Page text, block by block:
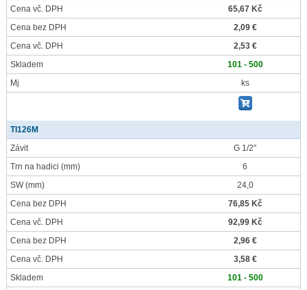
Cena vč. DPH
65,67 Kč
Cena bez DPH
2,09 €
Cena vč. DPH
2,53 €
Skladem
101 - 500
Mj
ks
TI126M
Závit
G 1/2"
Trn na hadici (mm)
6
SW(mm)
24,0
Cena bez DPH
76,85 Kč
Cena vč. DPH
92,99 Kč
Cena bez DPH
2,96 €
Cena vč. DPH
3,58 €
Skladem
101 - 500